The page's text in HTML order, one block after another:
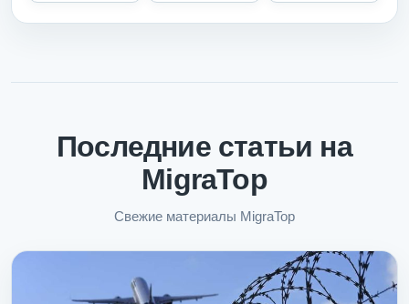
Последние статьи на
MigraTop
Свежие материалы MigraTop